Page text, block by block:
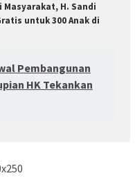
H. Sandi
untuk 300 Anak di
Pembangunan
HK Tekankan